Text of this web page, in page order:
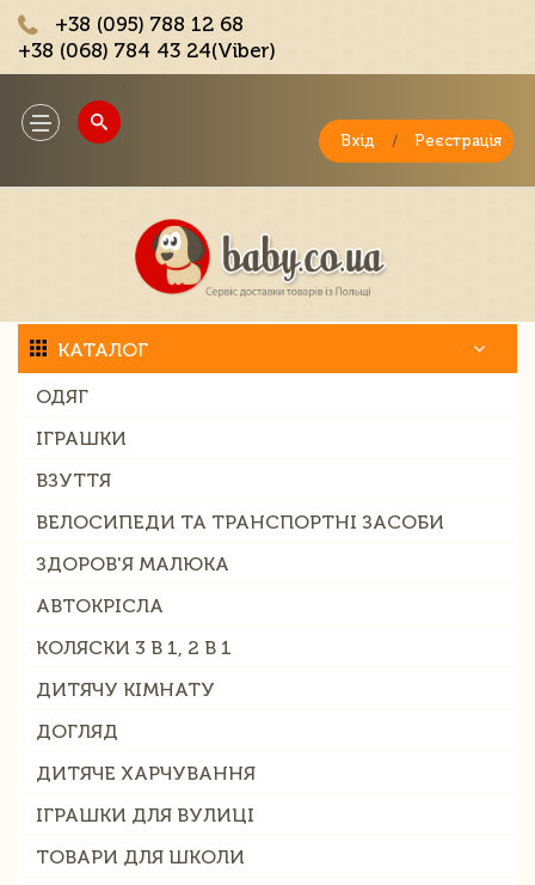
+38 (095) 788 12 68
+38 (068) 784 43 24(Viber)
Toggle
navigation
Вхід / Реєстрація
КАТАЛОГ
ОДЯГ
ІГРАШКИ
ВЗУТТЯ
ВЕЛОСИПЕДИ ТА ТРАНСПОРТНІ ЗАСОБИ
ЗДОРОВ'Я МАЛЮКА
АВТОКРІСЛА
КОЛЯСКИ 3 В 1, 2 В 1
ДИТЯЧУ КІМНАТУ
ДОГЛЯД
ДИТЯЧЕ ХАРЧУВАННЯ
ІГРАШКИ ДЛЯ ВУЛИЦІ
ТОВАРИ ДЛЯ ШКОЛИ